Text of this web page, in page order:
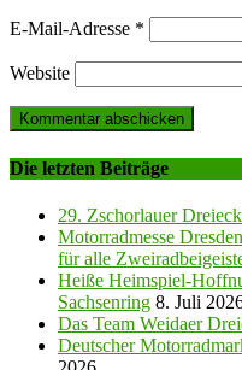
E-Mail-Adresse *
Website
Die letzten Beiträge
29. Zschorlauer
Motorradmesse
für alle
Heiße Heimspiel-
Sachsenring 8. Juli
Das Team Weidaer
Deutscher